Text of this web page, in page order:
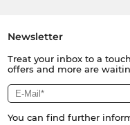
Newsletter
Treat your inbox to a
offers and more are
You can find further